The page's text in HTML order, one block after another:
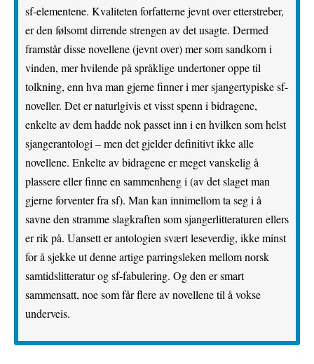
sf-elementene. Kvaliteten forfatterne jevnt over etterstreber,
er den følsomt dirrende strengen av det usagte. Dermed
framstår disse novellene (jevnt over) mer som sandkorn i
vinden, mer hvilende på språklige undertoner oppe til
tolkning, enn hva man gjerne finner i mer sjangertypiske sf-
noveller. Det er naturlgivis et visst spenn i bidragene,
enkelte av dem hadde nok passet inn i en hvilken som helst
sjangerantologi – men det gjelder definitivt ikke alle
novellene. Enkelte av bidragene er meget vanskelig å
plassere eller finne en sammenheng i (av det slaget man
gjerne forventer fra sf). Man kan innimellom ta seg i å
savne den stramme slagkraften som sjangerlitteraturen ellers
er rik på. Uansett er antologien svært leseverdig, ikke minst
for å sjekke ut denne artige parringsleken mellom norsk
samtidslitteratur og sf-fabulering. Og den er smart
sammensatt, noe som får flere av novellene til å vokse
underveis.